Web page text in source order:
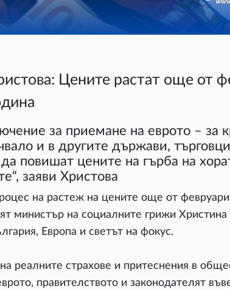
Цените растат още от
за приемане на еврото – за
и в другите държави,
повишат цените на гърба на
заяви Христова
на растеж на цените още от февруари
министър на социалните грижи Христина
Европа и светът на фокус.
реалните страхове и притеснения в
правителството и законодателят